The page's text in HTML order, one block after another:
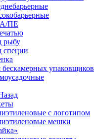
ПЕ
рыбу
специи
бескамерных упаковщиков
с логотипом
мешки